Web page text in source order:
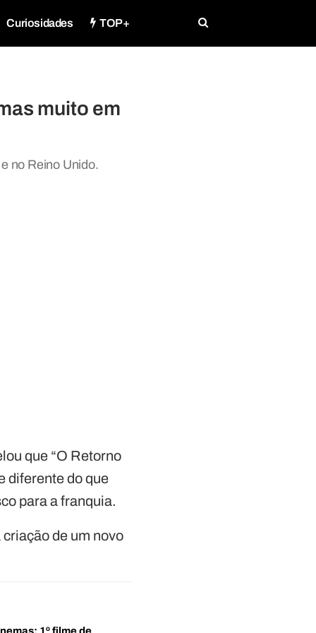
Curiosidades TOP+
muito em
no Reino Unido.
que “O Retorno
diferente do que
para a franquia.
de um novo
1º filme de